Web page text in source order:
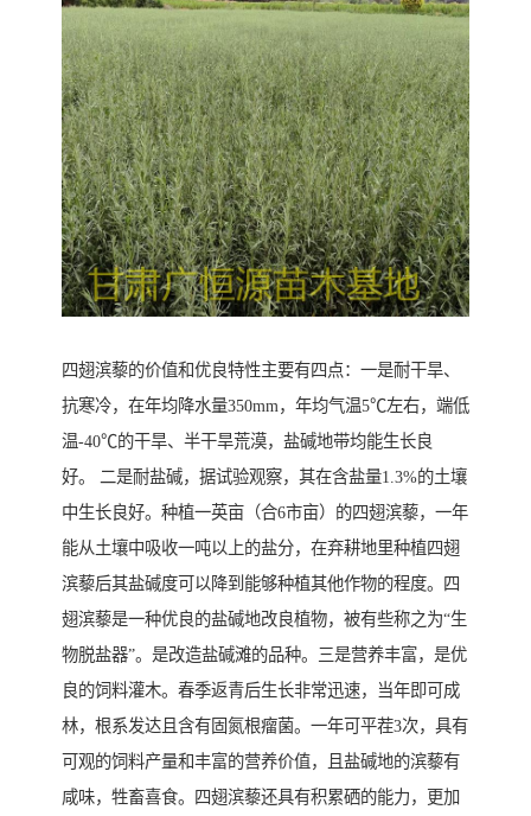
四翅滨藜的价值和优良特性主要有四点：一是耐干旱、
抗寒冷，在年均降水量350mm，年均气温5℃左右，端低
温-40℃的干旱、半干旱荒漠，盐碱地带均能生长良
好。 二是耐盐碱，据试验观察，其在含盐量1.3%的土壤
中生长良好。种植一英亩（合6市亩）的四翅滨藜，一年
能从土壤中吸收一吨以上的盐分，在弃耕地里种植四翅
滨藜后其盐碱度可以降到能够种植其他作物的程度。四
翅滨藜是一种优良的盐碱地改良植物，被有些称之为“生
物脱盐器”。是改造盐碱滩的品种。三是营养丰富，是优
良的饲料灌木。春季返青后生长非常迅速，当年即可成
林，根系发达且含有固氮根瘤菌。一年可平茬3次，具有
可观的饲料产量和丰富的营养价值，且盐碱地的滨藜有
咸味，牲畜喜食。四翅滨藜还具有积累硒的能力，更加